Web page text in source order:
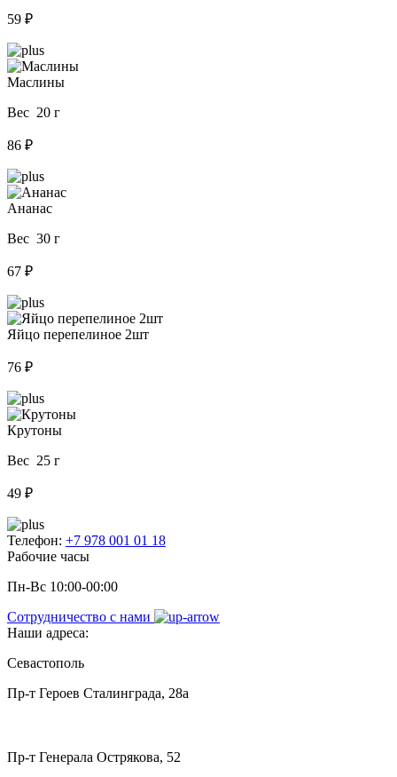
59 ₽
Маслины
Вес 20 г
86 ₽
Ананас
Вес 30 г
67 ₽
Яйцо перепелиное 2шт
76 ₽
Крутоны
Вес 25 г
49 ₽
Телефон: +7 978 001 01 18
Рабочие часы
Пн-Вс 10:00-00:00
Сотрудничество с нами
Наши адреса:
Севастополь
Пр-т Героев Сталинграда, 28а
Пр-т Генерала Острякова, 52